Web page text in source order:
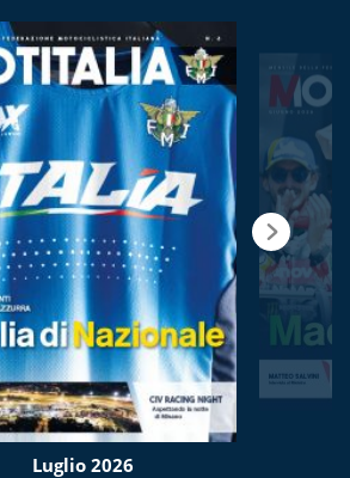
Luglio 2026